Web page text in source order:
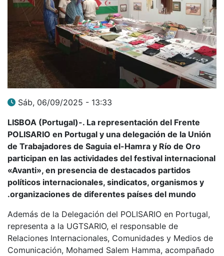
Sáb, 06/09/2025 - 13:33
LISBOA (Portugal)-. La representación del Frente
POLISARIO en Portugal y una delegación de la Unión
de Trabajadores de Saguia el-Hamra y Río de Oro
participan en las actividades del festival internacional
«Avanti», en presencia de destacados partidos
políticos internacionales, sindicatos, organismos y
organizaciones de diferentes países del mundo.
Además de la Delegación del POLISARIO en Portugal,
representa a la UGTSARIO, el responsable de
Relaciones Internacionales, Comunidades y Medios de
Comunicación, Mohamed Salem Hamma, acompañado